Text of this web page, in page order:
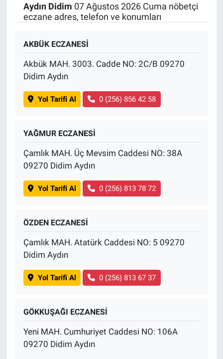
Aydın Didim 07 Ağustos 2026 Cuma nöbetçi
eczane adres, telefon ve konumları
AKBÜK ECZANESİ
Akbük MAH. 3003. Cadde NO: 2C/B 09270
Didim Aydın
Yol Tarifi Al 0 (256) 856 42 58
YAĞMUR ECZANESİ
Çamlık MAH. Üç Mevsim Caddesi NO: 38A
09270 Didim Aydın
Yol Tarifi Al 0 (256) 813 78 72
ÖZDEN ECZANESİ
Çamlık MAH. Atatürk Caddesi NO: 5 09270
Didim Aydın
Yol Tarifi Al 0 (256) 813 67 37
GÖKKUŞAĞI ECZANESİ
Yeni MAH. Cumhuriyet Caddesi NO: 106A
09270 Didim Aydın